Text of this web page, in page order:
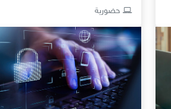
حضورية